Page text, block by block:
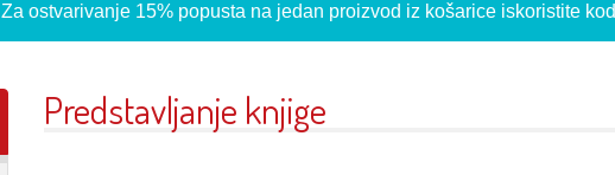
Za ostvarivanje 15% popusta na jedan proizvod iz košarice iskoristite kod
Predstavljanje knjige